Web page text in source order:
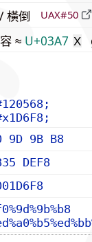
橫倒 UAX#50
≈ U+03A7 Χ
9D 9B B8
DEF8